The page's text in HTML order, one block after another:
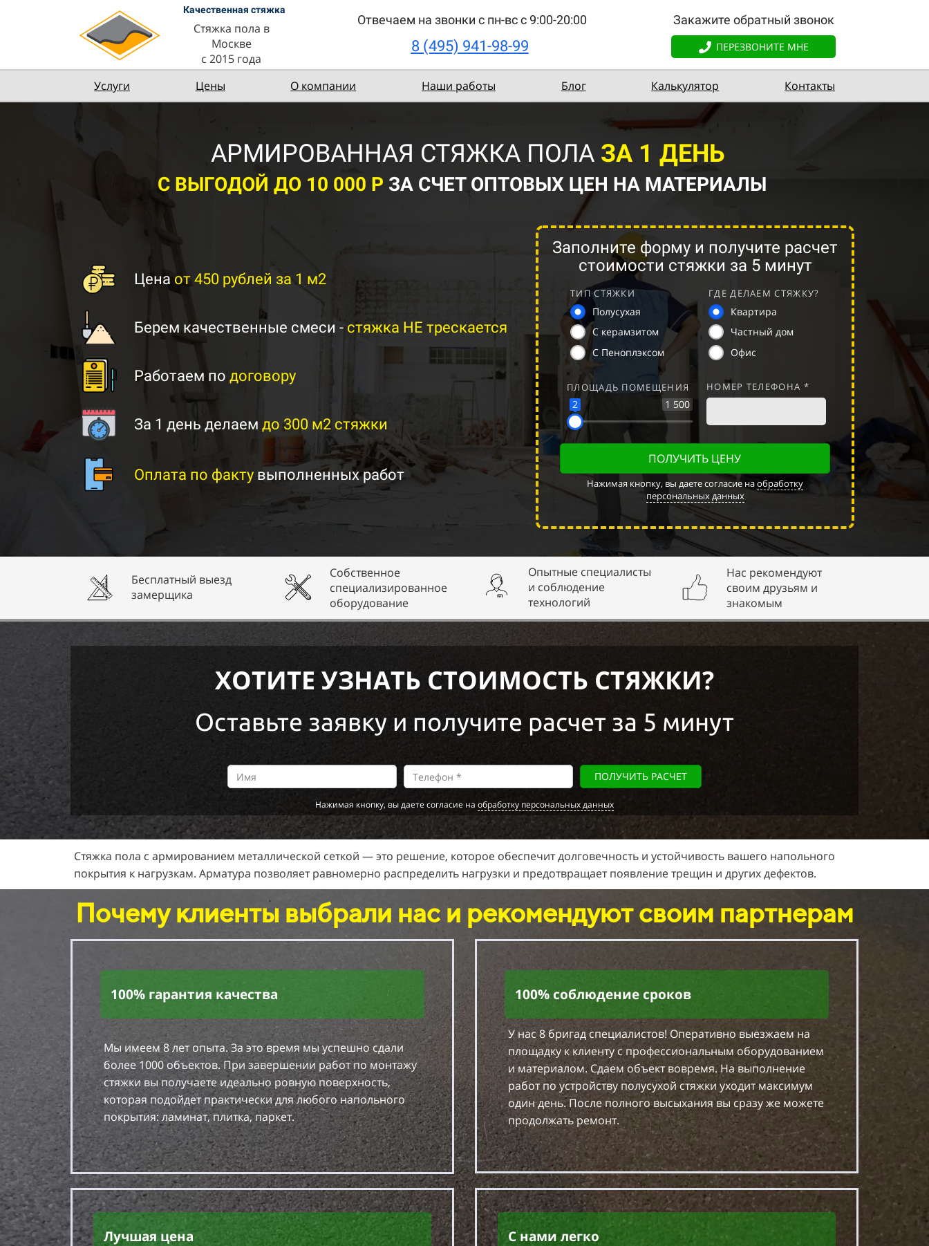
Качественная стяжка
Стяжка пола в
Москве
с 2015 года
Отвечаем на звонки с пн-вс с 9:00-20:00 Закажите обратный звонок
8 (495) 941-98-99 ПЕРЕЗВОНИТЕ МНЕ
Услуги Цены О компании Наши работы Блог Калькулятор Контакты
АРМИРОВАННАЯ СТЯЖКА ПОЛА ЗА 1 ДЕНЬ
С ВЫГОДОЙ ДО 10 000 Р ЗА СЧЕТ ОПТОВЫХ ЦЕН НА МАТЕРИАЛЫ
Ценаот 450 рублей за 1 м2
Берем качественные смеси - стяжка НЕ трескается
Работаем по договору
За 1 день делаем до 300 м2 стяжки
Оплата по факту выполненных работ
Заполните форму и получите расчет
стоимости стяжки за 5 минут
ТИП СТЯЖКИ
Полусухая
С керамзитом
С Пеноплэксом
ГДЕ ДЕЛАЕМ СТЯЖКУ?
Квартира
Частный дом
Офис
ПЛОЩАДЬ ПОМЕЩЕНИЯ
1 500
2
НОМЕР ТЕЛЕФОНА *
ПОЛУЧИТЬ ЦЕНУ
Нажимая кнопку, вы даете согласие наобработку
персональных данных
Бесплатный выезд
замерщика
Собственное
специализированное
оборудование
Опытные специалисты
и соблюдение
технологий
Нас рекомендуют
своим друзьям и
знакомым
ХОТИТЕ УЗНАТЬ СТОИМОСТЬ СТЯЖКИ?
Оставьте заявку и получите расчет за 5 минут
ПОЛУЧИТЬ РАСЧЕТ
Нажимая кнопку, вы даете согласие на обработку персональных данных
Стяжка пола с армированием металлической сеткой — это решение, которое обеспечит долговечность и устойчивость вашего напольного
покрытия к нагрузкам. Арматура позволяет равномерно распределить нагрузки и предотвращает появление трещин и других дефектов.
Почему клиенты выбрали нас и рекомендуют своим партнерам
100% гарантия качества
Мы имеем 8 лет опыта. За это время мы успешно сдали
более 1000 объектов. При завершении работ по монтажу
стяжки вы получаете идеально ровную поверхность,
которая подойдет практически для любого напольного
покрытия: ламинат, плитка, паркет.
100% соблюдение сроков
У нас 8 бригад специалистов! Оперативно выезжаем на
площадку к клиенту с профессиональным оборудованием
и материалом. Сдаем объект вовремя. На выполнение
работ по устройству полусухой стяжки уходит максимум
один день. После полного высыхания вы сразу же можете
продолжать ремонт.
Лучшая цена С нами легко